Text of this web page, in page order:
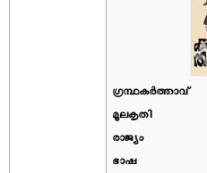
ഗ്രന്ഥകർത്താവ്
മൂലകൃതി
രാജ്യം
ഭാഷ